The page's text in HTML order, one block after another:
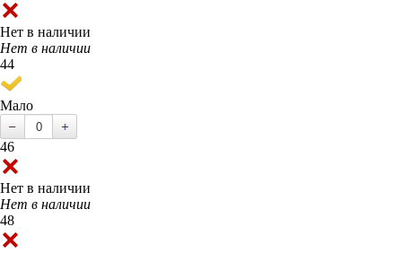
Нет в наличии
Нет в наличии
44
Мало
46
Нет в наличии
Нет в наличии
48